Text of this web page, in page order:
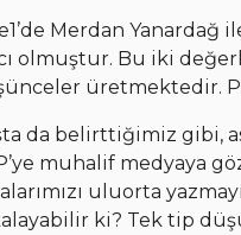
Merdan
olmuştur. Bu iki
üretmektedir.
da belirttiğimiz gibi,
muhalif medyaya
uluorta
ki? Tek tip